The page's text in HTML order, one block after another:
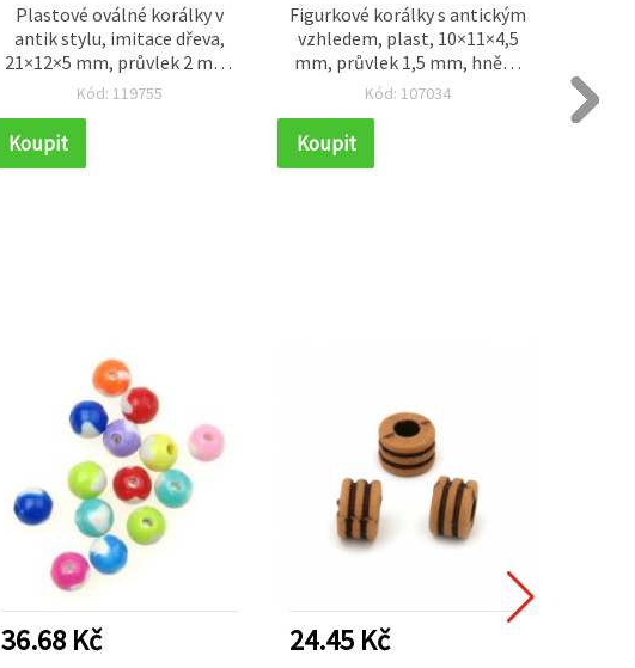
Plastové oválné korálky v
antik stylu, imitace dřeva,
21×12×5 mm, průvlek 2 mm,
hnědé – 50 g (~60 ks)
Kód: 119755
Koupit
Figurkové korálky s antickým
vzhledem, plast, 10×11×4,5
mm, průvlek 1,5 mm, hnědé
– 50 g (~125 ks)
Kód: 107034
Koupit
36.68 Kč 24.45 Kč